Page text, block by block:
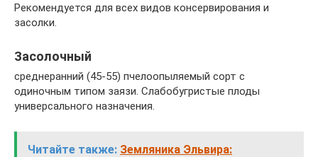
Рекомендуется для всех видов консервирования и
засолки.
Засолочный
среднеранний (45-55) пчелоопыляемый сорт с
одиночным типом заязи. Слабобугристые плоды
универсального назначения.
Читайте также: Земляника Эльвира: